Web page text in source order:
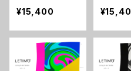
フ ■配送まで
3週間
¥15,400
スカー
送まで3